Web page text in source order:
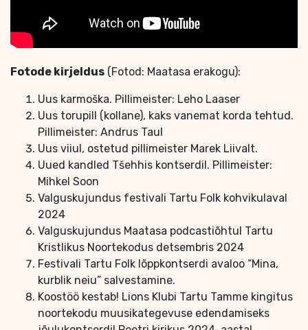
Fotode kirjeldus (Fotod: Maatasa erakogu):
Uus karmoška. Pillimeister: Leho Laaser
Uus torupill (kollane), kaks vanemat korda tehtud.
Pillimeister: Andrus Taul
Uus viiul, ostetud pillimeister Marek Liivalt.
Uued kandled Tšehhis kontserdil. Pillimeister:
Mihkel Soon
Valguskujundus festivali Tartu Folk kohvikulaval
2024
Valguskujundus Maatasa podcastiõhtul Tartu
Kristlikus Noortekodus detsembris 2024
Festivali Tartu Folk lõppkontserdi avaloo “Mina,
kurblik neiu” salvestamine.
Koostöö kestab! Lions Klubi Tartu Tamme kingitus
noortekodu muusikategevuse edendamiseks